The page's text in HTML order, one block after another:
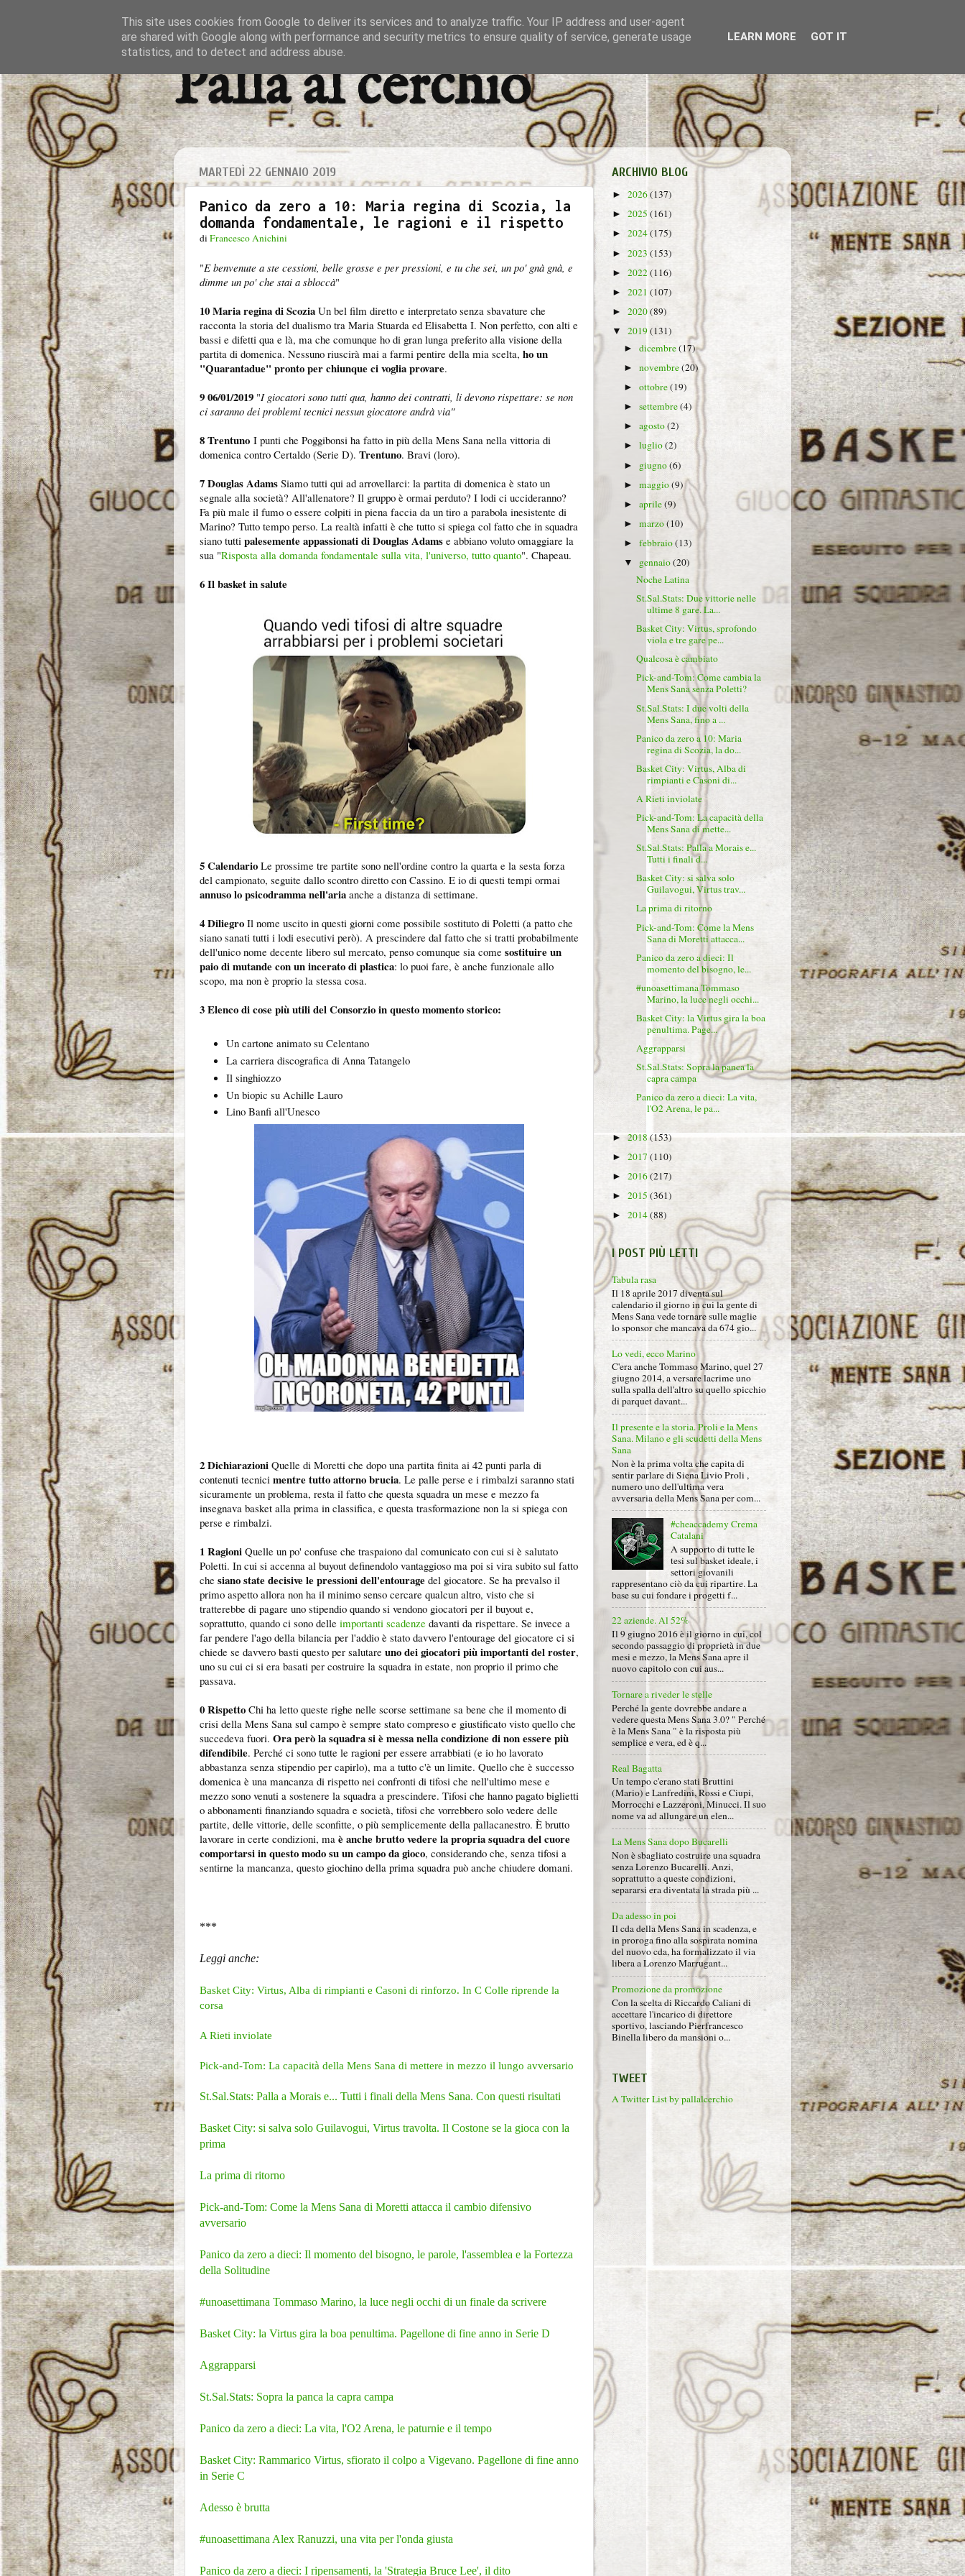
Palla al cerchio
MARTEDÌ 22 GENNAIO 2019
Panico da zero a 10: Maria regina di Scozia, la
domanda fondamentale, le ragioni e il rispetto
diFrancesco Anichini
"E benvenute a ste cessioni, belle grosse e per pressioni, e tu che sei, un po' gnà gnà, e
dimme un po' che stai a sbloccà"
10 Maria regina di Scozia Un bel film diretto e interpretato senza sbavature che
racconta la storia del dualismo tra Maria Stuarda ed Elisabetta I. Non perfetto, con alti e
bassi e difetti qua e là, ma che comunque ho di gran lunga preferito alla visione della
partita di domenica. Nessuno riuscirà mai a farmi pentire della mia scelta, ho un
"Quarantadue" pronto per chiunque ci voglia provare.
906/01/2019 "I giocatori sono tutti qua, hanno dei contratti, li devono rispettare: se non
ci saranno dei problemi tecnici nessun giocatore andrà via"
8 Trentuno I punti che Poggibonsi ha fatto in più della Mens Sana nella vittoria di
domenica contro Certaldo (Serie D). Trentuno. Bravi (loro).
7 Douglas Adams Siamo tutti qui ad arrovellarci: la partita di domenica è stato un
segnale alla società? All'allenatore? Il gruppo è ormai perduto? I lodi ci uccideranno?
Fa più male il fumo o essere colpiti in piena faccia da un tiro a parabola inesistente di
Marino? Tutto tempo perso. La realtà infatti è che tutto si spiega col fatto che in squadra
siano tutti palesemente appassionati di Douglas Adams e abbiano voluto omaggiare la
sua "Risposta alla domanda fondamentale sulla vita, l'universo, tutto quanto". Chapeau.
6 Il basket in salute
5 Calendario Le prossime tre partite sono nell'ordine contro la quarta e la sesta forza
del campionato, seguite dallo scontro diretto con Cassino. E io di questi tempi ormai
annuso lo psicodramma nell'aria anche a distanza di settimane.
4 Diliegro Il nome uscito in questi giorni come possibile sostituto di Poletti (a patto che
siano sanati tutti i lodi esecutivi però). A prescindere dal fatto che si tratti probabilmente
dell'unico nome decente libero sul mercato, penso comunque sia come sostituire un
paio di mutande con un incerato di plastica: lo puoi fare, è anche funzionale allo
scopo, ma non è proprio la stessa cosa.
3 Elenco di cose più utili del Consorzio in questo momento storico:
Un cartone animato su Celentano
La carriera discografica di Anna Tatangelo
Il singhiozzo
Un biopic su Achille Lauro
Lino Banfi all'Unesco
2 Dichiarazioni Quelle di Moretti che dopo una partita finita ai 42 punti parla di
contenuti tecnici mentre tutto attorno brucia. Le palle perse e i rimbalzi saranno stati
sicuramente un problema, resta il fatto che questa squadra un mese e mezzo fa
insegnava basket alla prima in classifica, e questa trasformazione non la si spiega con
perse e rimbalzi.
1 Ragioni Quelle un po' confuse che traspaiono dal comunicato con cui si è salutato
Poletti. In cui si accenna al buyout definendolo vantaggioso ma poi si vira subito sul fatto
che siano state decisive le pressioni dell'entourage del giocatore. Se ha prevalso il
primo aspetto allora non ha il minimo senso cercare qualcun altro, visto che si
tratterebbe di pagare uno stipendio quando si vendono giocatori per il buyout e,
soprattutto, quando ci sono delle importanti scadenze davanti da rispettare. Se invece a
far pendere l'ago della bilancia per l'addio è stato davvero l'entourage del giocatore ci si
chiede se davvero basti questo per salutare uno dei giocatori più importanti del roster,
uno su cui ci si era basati per costruire la squadra in estate, non proprio il primo che
passava.
0 Rispetto Chi ha letto queste righe nelle scorse settimane sa bene che il momento di
crisi della Mens Sana sul campo è sempre stato compreso e giustificato visto quello che
succedeva fuori. Ora però la squadra si è messa nella condizione di non essere più
difendibile. Perché ci sono tutte le ragioni per essere arrabbiati (e io ho lavorato
abbastanza senza stipendio per capirlo), ma a tutto c'è un limite. Quello che è successo
domenica è una mancanza di rispetto nei confronti di tifosi che nell'ultimo mese e
mezzo sono venuti a sostenere la squadra a prescindere. Tifosi che hanno pagato biglietti
o abbonamenti finanziando squadra e società, tifosi che vorrebbero solo vedere delle
partite, delle vittorie, delle sconfitte, o più semplicemente della pallacanestro. È brutto
lavorare in certe condizioni, ma è anche brutto vedere la propria squadra del cuore
comportarsi in questo modo su un campo da gioco, considerando che, senza tifosi a
sentirne la mancanza, questo giochino della prima squadra può anche chiudere domani.
***
Leggi anche:
Basket City: Virtus, Alba di rimpianti e Casoni di rinforzo. In C Colle riprende la
corsa
A Rieti inviolate
Pick-and-Tom: La capacità della Mens Sana di mettere in mezzo il lungo avversario
St.Sal.Stats: Palla a Morais e... Tutti i finali della Mens Sana. Con questi risultati
Basket City: si salva solo Guilavogui, Virtus travolta. Il Costone se la gioca con la
prima
La prima di ritorno
Pick-and-Tom: Come la Mens Sana di Moretti attacca il cambio difensivo
avversario
Panico da zero a dieci: Il momento del bisogno, le parole, l'assemblea e la Fortezza
della Solitudine
#unoasettimana Tommaso Marino, la luce negli occhi di un finale da scrivere
Basket City: la Virtus gira la boa penultima. Pagellone di fine anno in Serie D
Aggrapparsi
St.Sal.Stats: Sopra la panca la capra campa
Panico da zero a dieci: La vita, l'O2 Arena, le paturnie e il tempo
Basket City: Rammarico Virtus, sfiorato il colpo a Vigevano. Pagellone di fine anno
in Serie C
Adesso è brutta
#unoasettimana Alex Ranuzzi, una vita per l'onda giusta
Panico da zero a dieci: I ripensamenti, la 'Strategia Bruce Lee', il dito
ARCHIVIO BLOG
► 2026(137)
► 2025 (161)
► 2024(175)
► 2023 (153)
► 2022(116)
► 2021 (107)
► 2020(89)
▼ 2019(131)
►dicembre(17)
►novembre(20)
►ottobre(19)
►settembre(4)
►agosto(2)
►luglio(2)
► giugno(6)
►maggio(9)
►aprile(9)
►marzo(10)
►febbraio(13)
▼ gennaio(20)
Noche Latina
St.Sal.Stats: Due vittorie nelle
ultime 8 gare. La...
Basket City: Virtus, sprofondo
viola e tre gare pe...
Qualcosa è cambiato
Pick-and-Tom: Come cambia la
Mens Sana senza Poletti?
St.Sal.Stats: I due volti della
Mens Sana, fino a ...
Panico da zero a 10: Maria
regina di Scozia, la do...
Basket City: Virtus, Alba di
rimpianti e Casoni di...
A Rieti inviolate
Pick-and-Tom: La capacità della
Mens Sana di mette...
St.Sal.Stats: Palla a Morais e...
Tutti i finali d...
Basket City: si salva solo
Guilavogui, Virtus trav...
La prima di ritorno
Pick-and-Tom: Come la Mens
Sana di Moretti attacca...
Panico da zero a dieci: Il
momento del bisogno, le...
#unoasettimana Tommaso
Marino, la luce negli occhi...
Basket City: la Virtus gira la boa
penultima. Page...
Aggrapparsi
St.Sal.Stats: Sopra la panca la
capra campa
Panico da zero a dieci: La vita,
l'O2 Arena, le pa...
►2018(153)
► 2017 (110)
► 2016(217)
► 2015 (361)
► 2014(88)
I POST PIÙ LETTI
Tabula rasa
Il 18 aprile 2017 diventa sul
calendario il giorno in cui la gente di
Mens Sana vede tornare sulle maglie
lo sponsor che mancava da 674 gio...
Lo vedi, ecco Marino
C'era anche Tommaso Marino, quel 27
giugno 2014, a versare lacrime uno
sulla spalla dell'altro su quello spicchio
di parquet davant...
Il presente e la storia. Proli e la Mens
Sana. Milano e gli scudetti della Mens
Sana
Non è la prima volta che capita di
sentir parlare di Siena Livio Proli ,
numero uno dell'ultima vera
avversaria della Mens Sana per com...
#cheaccademy Crema
Catalani
A supporto di tutte le
tesi sul basket ideale, i
settori giovanili
rappresentano ciò da cui ripartire. La
base su cui fondare i progetti f...
22 aziende. Al 52%
Il 9 giugno 2016 è il giorno in cui, col
secondo passaggio di proprietà in due
mesi e mezzo, la Mens Sana apre il
nuovo capitolo con cui aus...
Tornare a riveder le stelle
Perché la gente dovrebbe andare a
vedere questa Mens Sana 3.0? " Perché
è la Mens Sana " è la risposta più
semplice e vera, ed è q...
Real Bagatta
Un tempo c'erano stati Bruttini
(Mario) e Lanfredini, Rossi e Ciupi,
Morrocchi e Lazzeroni, Minucci. Il suo
nome va ad allungare un elen...
La Mens Sana dopo Bucarelli
Non è sbagliato costruire una squadra
senza Lorenzo Bucarelli. Anzi,
soprattutto a queste condizioni,
separarsi era diventata la strada più ...
Da adesso in poi
Il cda della Mens Sana in scadenza, e
in proroga fino alla sospirata nomina
del nuovo cda, ha formalizzato il via
libera a Lorenzo Marrugant...
Promozione da promozione
Con la scelta di Riccardo Caliani di
accettare l'incarico di direttore
sportivo, lasciando Pierfrancesco
Binella libero da mansioni o...
TWEET
A Twitter List by pallalcerchio
This site uses cookies from Google to deliver its services and to analyze traffic. Your IP address and user-agent
are shared with Google along with performance and security metrics to ensure quality of service, generate usage
statistics, and to detect and address abuse.
LEARN MORE GOT IT